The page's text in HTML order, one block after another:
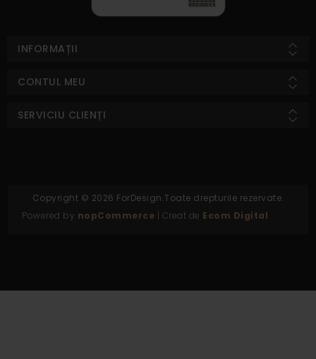
INFORMAȚII
CONTUL MEU
SERVICIU CLIENȚI
Copyright © 2026 ForDesign.Toate drepturile rezervate.
Powered by nopCommerce | Creat de Ecom Digital